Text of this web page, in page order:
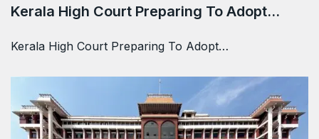
Kerala High Court Preparing To Adopt…
Kerala High Court Preparing To Adopt…